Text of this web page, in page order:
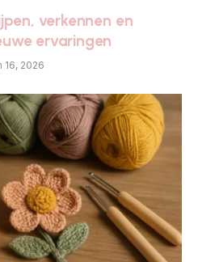
verkennen en
ervaringen
16, 2026